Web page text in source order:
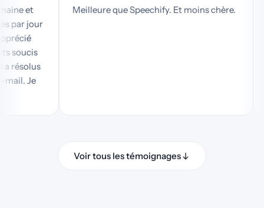
semaine et
par jour
apprécié
petits soucis
les a résolus
e-mail. Je
Meilleure que Speechify. Et moins chère.
Voir tous les témoignages